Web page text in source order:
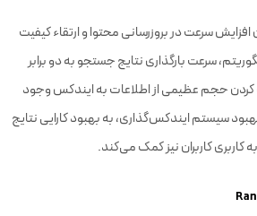
سرعت در بروزرسانی محتوا و ارتقاء کیفیت
سرعت بارگذاری نتایج جستجو به دو برابر
کردن حجم عظیمی از اطلاعات به ایندکس وجود
سیستم ایندکس‌گذاری، به بهبود کارایی نتایج
کاربری کاربران نیز کمک می‌کند.